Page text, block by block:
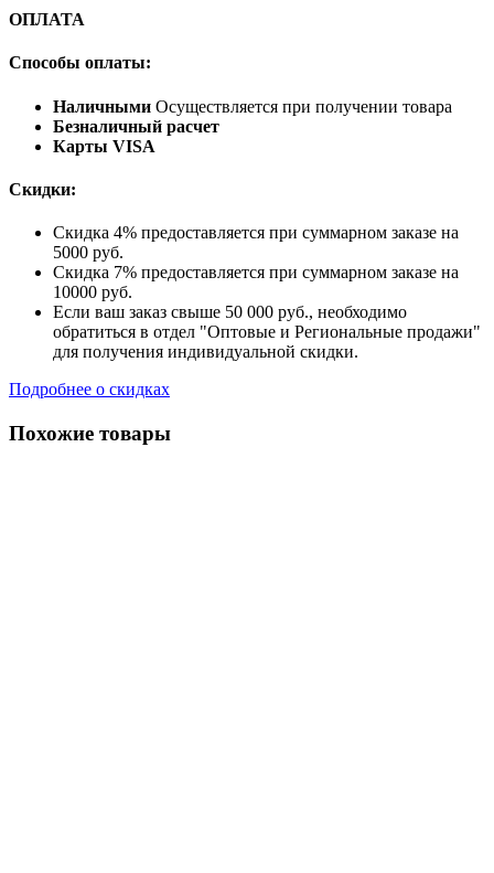
ОПЛАТА
Способы оплаты:
Наличными Осуществляется при получении товара
Безналичный расчет
Карты VISA
Скидки:
Скидка 4% предоставляется при суммарном заказе на
5000 руб.
Скидка 7% предоставляется при суммарном заказе на
10000 руб.
Если ваш заказ свыше 50 000 руб., необходимо
обратиться в отдел "Оптовые и Региональные продажи"
для получения индивидуальной скидки.
Подробнее о скидках
Похожие товары